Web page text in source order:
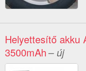
Helyettesítő akku
3500mAh– új